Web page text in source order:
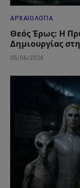
ΑΡΧΑΙΟΛΟΓΊΑ
Θεός Έρως: Η
Δημιουργίας
05/06/2026